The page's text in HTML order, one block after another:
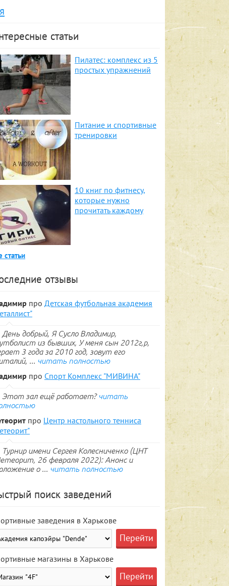
статьи
Пилатес: комплекс из 5
простых упражнений
Питание и спортивные
тренировки
10 книг по фитнесу,
которые нужно
прочитать каждому
статьи
отзывы
про Детская футбольная академия
День добрый, Я Сусло Владимир,
из бывших, У меня сын 2012г,р,
3 года за 2010 год, зовут его
... читать полностью
про Спорт Комплекс "МИВИНА"
Этот зал ещё работает? читать
про Центр настольного тенниса
Турнир имени Сергея Колесниченко (ЦНТ
26 февраля 2022): Анонс и
о ... читать полностью
поиск заведений
заведения в Харькове
магазины в Харькове